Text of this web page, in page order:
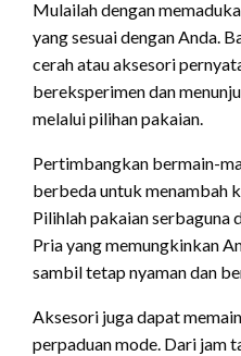
Mulailah dengan
yang sesuai dengan Anda.
cerah atau aksesori
bereksperimen dan
melalui pilihan pakaian.
Pertimbangkan bermain-
berbeda untuk menambah
Pilihlah pakaian serbaguna
Pria yang memungkinkan
sambil tetap nyaman dan
Aksesori juga dapat
perpaduan mode. Dari jam